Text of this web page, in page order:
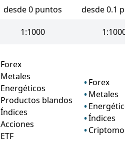
desde 0 puntos
desde 0.1
1:1000 1:1000
Forex
Metales
Energéticos
Productos blandos
Índices
Acciones
ETF
Forex
Metales
Energéticos
Índices